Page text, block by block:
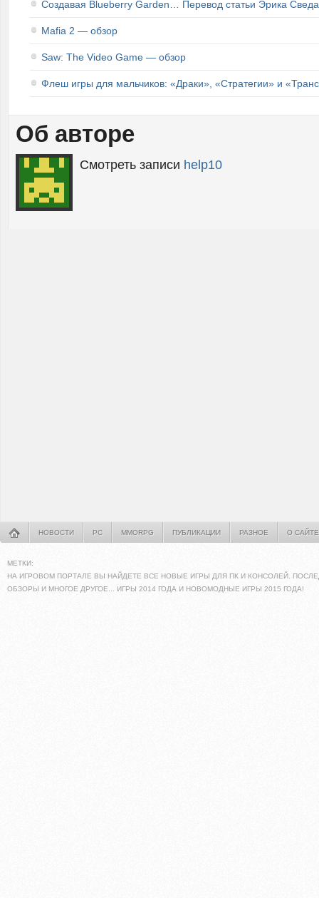
Создавая Blueberry Garden… Перевод статьи Эрика
Mafia 2 — обзор
Saw: The Video Game — обзор
Флеш игры для мальчиков: «Драки», «Стратегии» и
Об авторе
Смотреть записи help10
НОВОСТИ PC MMORPG ПУБЛИКАЦИИ РАЗНОЕ О САЙТЕ
МЕТКИ:
НА ИГРОВОМ ПОРТАЛЕ ВЫ НАЙДЕТЕ ВСЕ НОВЫЕ ИГРЫ ДЛЯ ПК И КОНСОЛЕЙ.
ОБЗОРЫ И МНОГОЕ ДРУГОЕ... ИГРЫ 2014 ГОДА И НОВОМОДНЫЕ ИГРЫ 2015 ГОДА!